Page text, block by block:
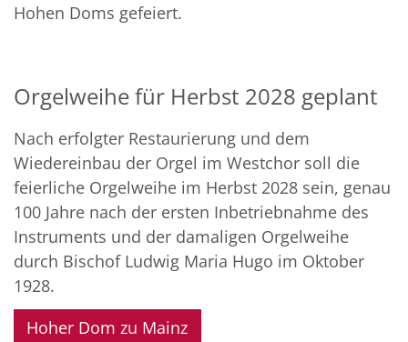
Hohen Doms gefeiert.
Orgelweihe für Herbst 2028 geplant
Nach erfolgter Restaurierung und dem
Wiedereinbau der Orgel im Westchor soll die
feierliche Orgelweihe im Herbst 2028 sein, genau
100 Jahre nach der ersten Inbetriebnahme des
Instruments und der damaligen Orgelweihe
durch Bischof Ludwig Maria Hugo im Oktober
1928.
Hoher Dom zu Mainz